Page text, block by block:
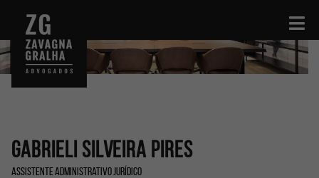
Gabrieli Silveira Pires
Assistente Administrativo Jurídico